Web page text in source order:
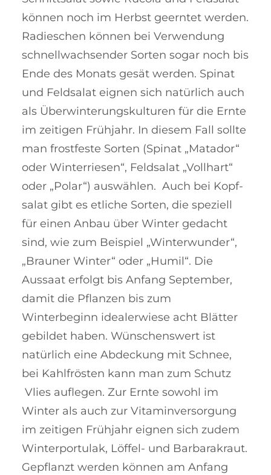
können noch im Herbst ge­erntet wer­­den.
Ra­dies­chen kön­­nen bei Verwendung
schnell­wach­sender Sor­ten sogar noch bis
Ende des Monats ge­sät wer­den. Spinat
und Feldsalat eig­nen sich natürlich auch
als Über­win­­te­rungskulturen für die Ernte
im zei­tigen Frühjahr. In die­sem Fall sollte
man frost­feste Sor­ten (Spinat „Mata­dor“
oder Winterriesen“, Feldsalat „Voll­­hart“
oder „Polar“) auswählen. Auch bei Kopf­
sa­lat gibt es etliche Sor­ten, die spe­ziell
für einen Anbau über Winter ge­dacht
sind, wie zum Beispiel „Win­ter­­wun­­der“,
„Brau­ner Winter“ oder „Hu­­mil“. Die
Aussaat erfolgt bis An­fang Sep­­tem­ber,
damit die Pflan­zen bis zum
Winterbeginn idealer­wie­se acht Blätter
gebildet haben. Wün­schenswert ist
natürlich eine Ab­deckung mit Schnee,
bei Kahl­frösten kann man zum Schutz
Vlies auflegen. Zur Ernte sowohl im
Winter als auch zur Vita­min­­­­ver­sor­gung
im zei­ti­gen Frühjahr eig­nen sich zu­dem
Winter­por­tulak, Löf­fel- und Bar­­bara­kraut.
Ge­pflanzt werden können am Anfang